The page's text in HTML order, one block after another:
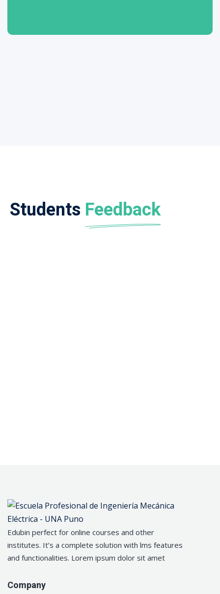
Students Feedback
Edubin perfect for online courses and other
institutes. It’s a complete solution with lms features
and functionalities. Lorem ipsum dolor sit amet
Company